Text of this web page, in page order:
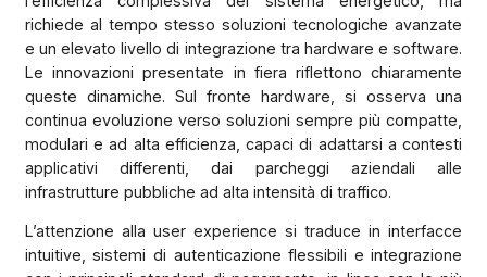
richiede al tempo stesso soluzioni tecnologiche avanzate
e un elevato livello di integrazione tra hardware e software.
Le innovazioni presentate in fiera riflettono chiaramente
queste dinamiche. Sul fronte hardware, si osserva una
continua evoluzione verso soluzioni sempre più compatte,
modulari e ad alta efficienza, capaci di adattarsi a contesti
applicativi differenti, dai parcheggi aziendali alle
infrastrutture pubbliche ad alta intensità di traffico.
L’attenzione alla user experience si traduce in interfacce
intuitive, sistemi di autenticazione flessibili e integrazione